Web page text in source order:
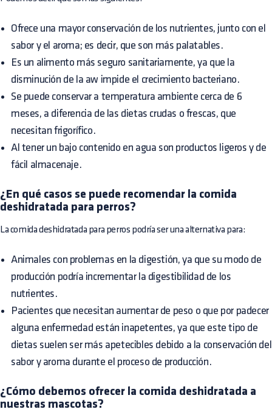
Ofrece una mayor conservación de los nutrientes, junto con el
sabor y el aroma; es decir, que son más palatables.
Es un alimento más seguro sanitariamente, ya que la
disminución de la aw impide el crecimiento bacteriano.
Se puede conservar a temperatura ambiente cerca de 6
meses, a diferencia de las dietas crudas o frescas, que
necesitan frigorífico.
Al tener un bajo contenido en agua son productos ligeros y de
fácil almacenaje.
¿En qué casos se puede recomendar la comida
deshidratada para perros?
La comida deshidratada para perros podría ser una alternativa para:
Animales con problemas en la digestión, ya que su modo de
producción podría incrementar la digestibilidad de los
nutrientes.
Pacientes que necesitan aumentar de peso o que por padecer
alguna enfermedad están inapetentes, ya que este tipo de
dietas suelen ser más apetecibles debido a la conservación del
sabor y aroma durante el proceso de producción.
¿Cómo debemos ofrecer la comida deshidratada a
nuestras mascotas?